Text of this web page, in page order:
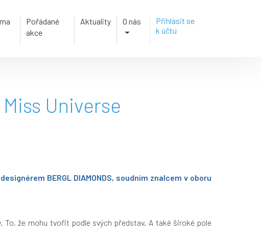
Pořádané
akce
Aktuality O nás
Přihlásit se
k účtu
Universe
BERGL DIAMONDS, soudním znalcem v oboru
že mohu tvořit podle svých představ. A také široké pole